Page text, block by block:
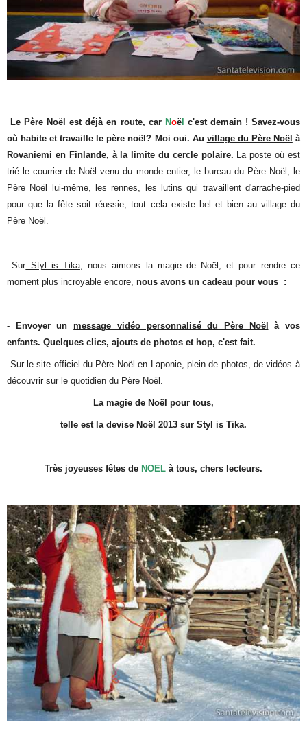
Le Père Noël est déjà en route, car Noël c'est demain ! Savez-vous
où habite et travaille le père noël? Moi oui. Au village du Père Noël à
Rovaniemi en Finlande, à la limite du cercle polaire. La poste où est
trié le courrier de Noël venu du monde entier, le bureau du Père Noël, le
Père Noël lui-même, les rennes, les lutins qui travaillent d'arrache-pied
pour que la fête soit réussie, tout cela existe bel et bien au village du
Père Noël.
Sur Styl is Tika, nous aimons la magie de Noël, et pour rendre ce
moment plus incroyable encore,nous avons un cadeau pour vous :
- Envoyer unmessage vidéo personnalisé du Père Noël
à vos
enfants. Quelques clics, ajouts de photos et hop, c'est fait.
Sur le site officiel du Père Noël en Laponie, plein de photos, de vidéos à
découvrir sur le quotidien du Père Noël.
La magie de Noël pour tous,
telle est la devise Noël 2013 sur Styl is Tika.
Très joyeuses fêtes de NOEL à tous, chers lecteurs.